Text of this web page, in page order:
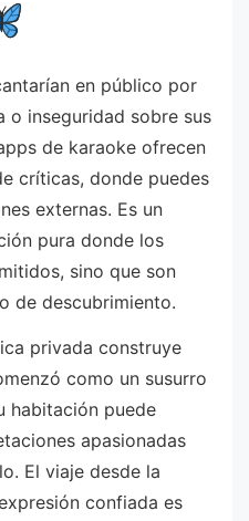
en público por
o inseguridad sobre sus
de karaoke ofrecen
críticas, donde puedes
externas. Es un
pura donde los
sino que son
de descubrimiento.
privada construye
como un susurro
habitación puede
apasionadas
El viaje desde la
confiada es